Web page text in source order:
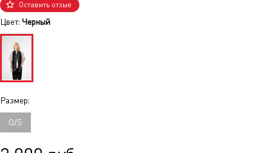
Оставить отзыв
Цвет: Черный
Размер:
O/S